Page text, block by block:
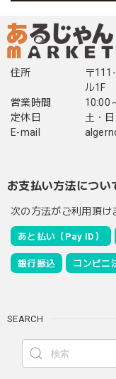
住所
〒
ル1F
営業時間
10:00
定休日
土・
E-mail
お支払い方法につい
次の方法がご利用頂け
あと払い（Pay ID）
銀行振込 コンビニ
SEARCH